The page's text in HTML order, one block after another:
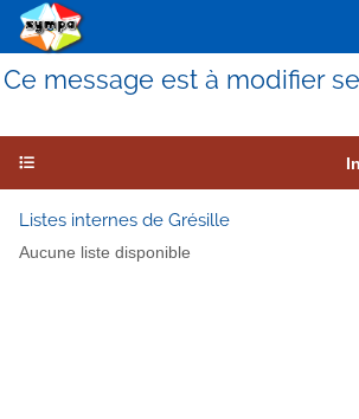
Ce message est à modifier
Listes internes de Grésille
Aucune liste disponible